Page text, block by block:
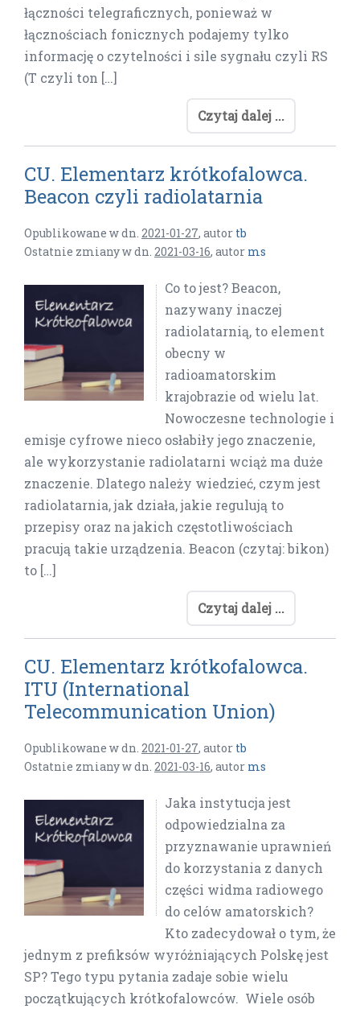
łączności telegraficznych, ponieważ w
łącznościach fonicznych podajemy tylko
informację o czytelności i sile sygnału czyli RS
(T czyli ton […]
Czytaj dalej ...
CU. Elementarz krótkofalowca.
Beacon czyli radiolatarnia
Opublikowane w dn. 2021-01-27, autor tb
Ostatnie zmiany w dn. 2021-03-16, autor ms
Co to jest? Beacon,
nazywany inaczej
radiolatarnią, to element
obecny w
radioamatorskim
krajobrazie od wielu lat.
Nowoczesne technologie i
emisje cyfrowe nieco osłabiły jego znaczenie,
ale wykorzystanie radiolatarni wciąż ma duże
znaczenie. Dlatego należy wiedzieć, czym jest
radiolatarnia, jak działa, jakie regulują to
przepisy oraz na jakich częstotliwościach
pracują takie urządzenia. Beacon (czytaj: bikon)
to […]
Czytaj dalej ...
CU. Elementarz krótkofalowca.
ITU (International
Telecommunication Union)
Opublikowane w dn. 2021-01-27, autor tb
Ostatnie zmiany w dn. 2021-03-16, autor ms
Jaka instytucja jest
odpowiedzialna za
przyznawanie uprawnień
do korzystania z danych
części widma radiowego
do celów amatorskich?
Kto zadecydował o tym, że
jednym z prefiksów wyróżniających Polskę jest
SP? Tego typu pytania zadaje sobie wielu
początkujących krótkofalowców. Wiele osób